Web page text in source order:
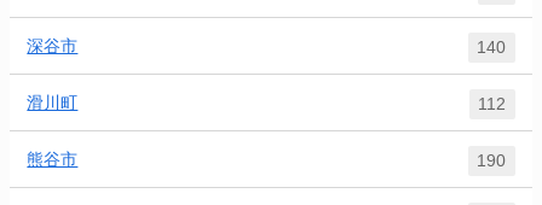
深谷市 140
滑川町 112
熊谷市 190